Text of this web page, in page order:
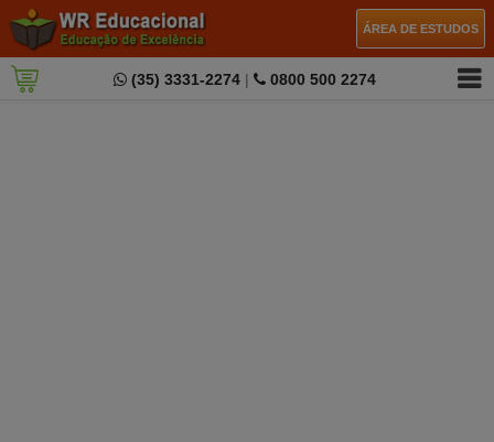
ÁREA DE ESTUDOS
(35) 3331-2274 | 0800 500 2274